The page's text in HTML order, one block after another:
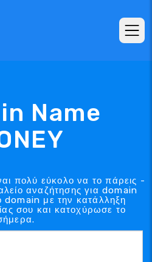
Name
πολύ εύκολο να το πάρεις -
αναζήτησης για domain
domain με την κατάλληξη
σου και κατοχύρωσε το